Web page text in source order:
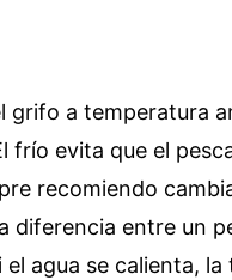
grifo a temperatura
frío evita que el
recomiendo
diferencia entre un
agua se calienta,